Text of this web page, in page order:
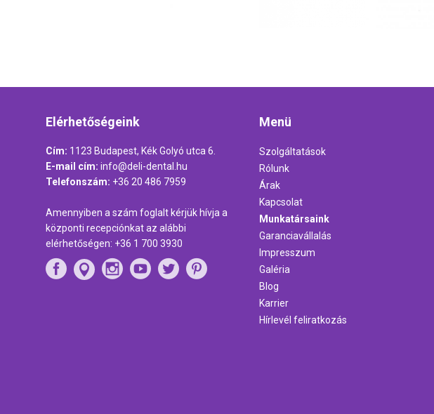
Elérhetőségeink
Cím: 1123 Budapest, Kék Golyó utca 6.
E-mail cím: info@deli-dental.hu
Telefonszám: +36 20 486 7959
Amennyiben a szám foglalt kérjük hívja a
központi recepciónkat az alábbi
elérhetőségen: +36 1 700 3930
Menü
Szolgáltatások
Rólunk
Árak
Kapcsolat
Munkatársaink
Garanciavállalás
Impresszum
Galéria
Blog
Karrier
Hírlevél feliratkozás